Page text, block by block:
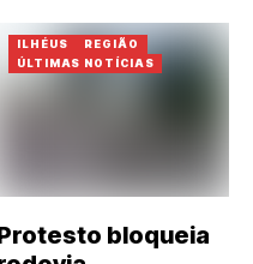
ILHÉUS
REGIÃO
ÚLTIMAS NOTÍCIAS
bloqueia